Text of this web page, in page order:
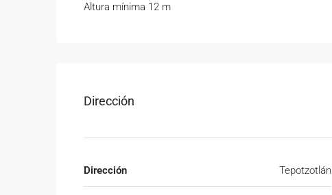
Altura mínima 12 m
Dirección
Dirección Tepotzotlán